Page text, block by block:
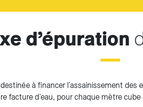
d’épuration
à financer l’assainissement
facture d’eau, pour chaque mètre cube